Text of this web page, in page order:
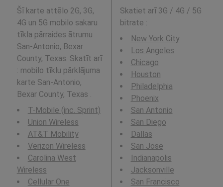
Šī karte attēlo 2G, 3G,
4G un 5G mobilo sakaru
tīkla pārraides ātrumu
San-Antonio, Bexar
County, Texas. Skatīt arī
: mobilo tīklu pārklājuma
karte San-Antonio,
Bexar County, Texas .
T-Mobile (inc. Sprint)
Union Wireless
AT&T Mobility
Verizon Wireless
Carolina West
Wireless
Cellular One
Skatiet arī 3G / 4G / 5G
bitrate :
New York City
Los Angeles
Chicago
Houston
Philadelphia
Phoenix
San Antonio
San Diego
Dallas
San Jose
Indianapolis
Jacksonville
San Francisco